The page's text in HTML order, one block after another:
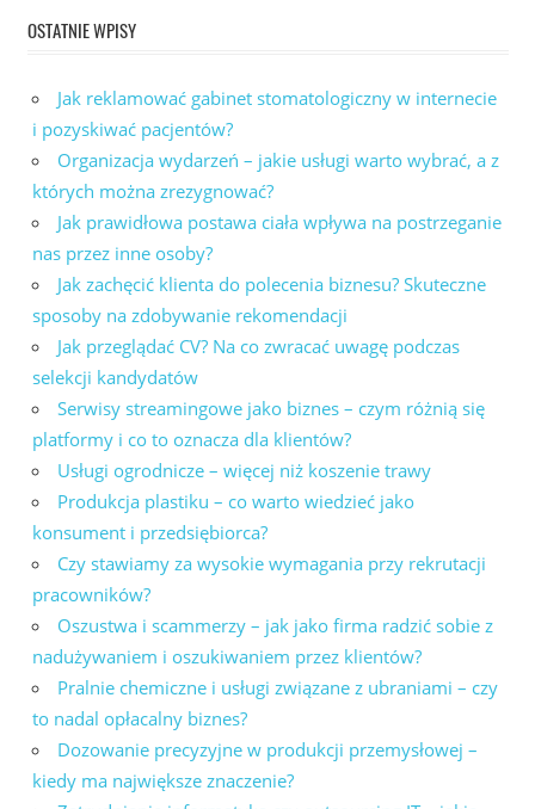
OSTATNIE WPISY
Jak reklamować gabinet stomatologiczny w internecie
i pozyskiwać pacjentów?
Organizacja wydarzeń – jakie usługi warto wybrać, a z
których można zrezygnować?
Jak prawidłowa postawa ciała wpływa na postrzeganie
nas przez inne osoby?
Jak zachęcić klienta do polecenia biznesu? Skuteczne
sposoby na zdobywanie rekomendacji
Jak przeglądać CV? Na co zwracać uwagę podczas
selekcji kandydatów
Serwisy streamingowe jako biznes – czym różnią się
platformy i co to oznacza dla klientów?
Usługi ogrodnicze – więcej niż koszenie trawy
Produkcja plastiku – co warto wiedzieć jako
konsument i przedsiębiorca?
Czy stawiamy za wysokie wymagania przy rekrutacji
pracowników?
Oszustwa i scammerzy – jak jako firma radzić sobie z
nadużywaniem i oszukiwaniem przez klientów?
Pralnie chemiczne i usługi związane z ubraniami – czy
to nadal opłacalny biznes?
Dozowanie precyzyjne w produkcji przemysłowej –
kiedy ma największe znaczenie?